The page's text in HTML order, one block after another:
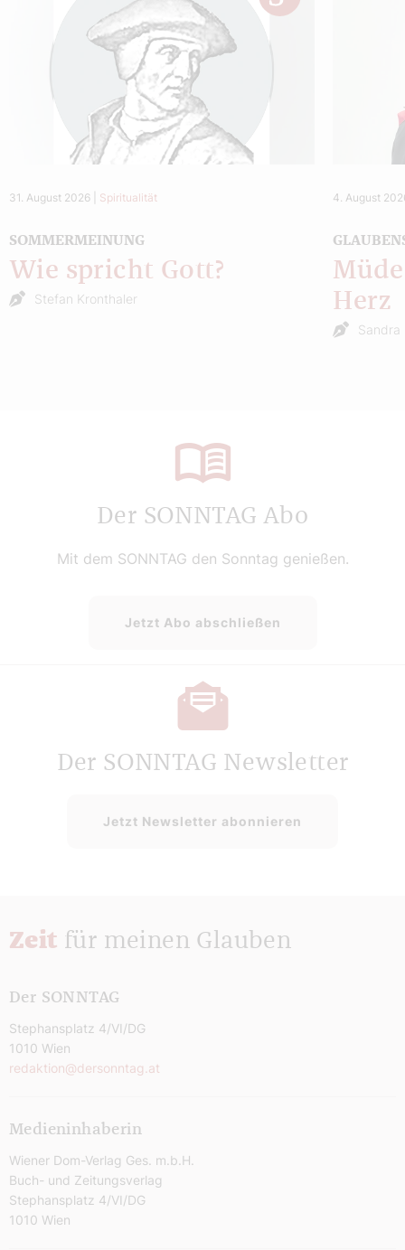
31. August 2026 Spiritualität
SOMMERMEINUNG
Wie spricht Gott?
Stefan Kronthaler
4. August
Herz
Sandra
Der SONNTAG Abo
Mit dem SONNTAG den Sonntag genießen.
Jetzt Abo abschließen
Der SONNTAG Newsletter
Jetzt Newsletter abonnieren
Zeit für meinen Glauben
Der SONNTAG
Stephansplatz 4/VI/DG
1010 Wien
redaktion@dersonntag.at
Medieninhaberin
Wiener Dom-Verlag Ges. m.b.H.
Buch- und Zeitungsverlag
Stephansplatz 4/VI/DG
1010 Wien